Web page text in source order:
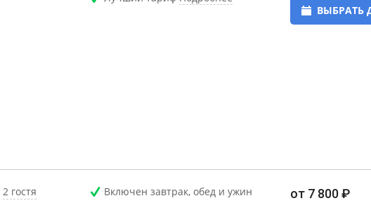
ВЫБРАТЬ
2 гостя
Включен завтрак, обед и ужин
от 7 800 ₽